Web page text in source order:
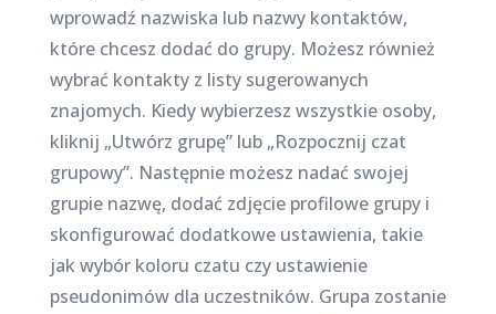
wprowadź nazwiska lub nazwy kontaktów,
które chcesz dodać do grupy. Możesz również
wybrać kontakty z listy sugerowanych
znajomych. Kiedy wybierzesz wszystkie osoby,
kliknij „Utwórz grupę” lub „Rozpocznij czat
grupowy”. Następnie możesz nadać swojej
grupie nazwę, dodać zdjęcie profilowe grupy i
skonfigurować dodatkowe ustawienia, takie
jak wybór koloru czatu czy ustawienie
pseudonimów dla uczestników. Grupa zostanie